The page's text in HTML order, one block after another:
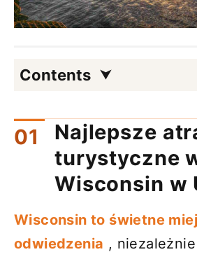
Contents
Najlepsze
turystyczne
Wisconsin w
Wisconsin to świetne
odwiedzenia ,